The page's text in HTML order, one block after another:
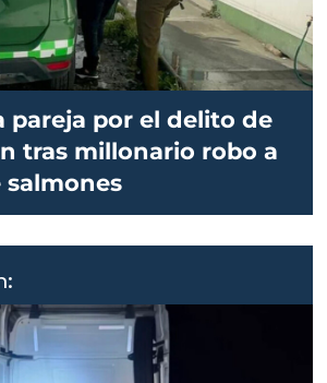
pareja por el delito de
tras millonario robo a